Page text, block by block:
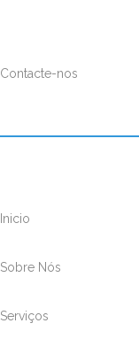
Contacte-nos
Inicio
Sobre Nós
Serviços